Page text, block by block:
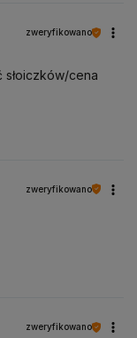
zweryfikowano
słoiczków/cena
zweryfikowano
zweryfikowano